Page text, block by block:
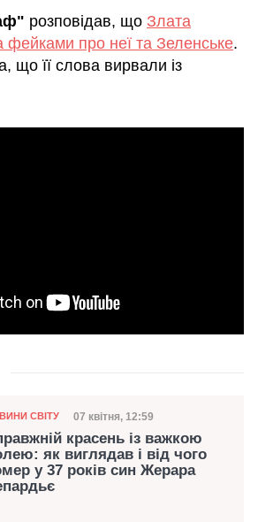
розповідав, що Злата
фейками про неї та Зеленське.
що її слова вирвали із
СВІТУ Дата публікації
07 квітня, 12:59
красень із важкою
як виглядав і від чого
у 37 років син Жерара